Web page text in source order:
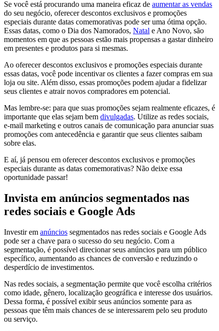
Se você está procurando uma maneira eficaz de aumentar as vendas
do seu negócio, oferecer descontos exclusivos e promoções
especiais durante datas comemorativas pode ser uma ótima opção.
Essas datas, como o Dia dos Namorados, Natal e Ano Novo, são
momentos em que as pessoas estão mais propensas a gastar dinheiro
em presentes e produtos para si mesmas.
Ao oferecer descontos exclusivos e promoções especiais durante
essas datas, você pode incentivar os clientes a fazer compras em sua
loja ou site. Além disso, essas promoções podem ajudar a fidelizar
seus clientes e atrair novos compradores em potencial.
Mas lembre-se: para que suas promoções sejam realmente eficazes, é
importante que elas sejam bem divulgadas. Utilize as redes sociais,
e-mail marketing e outros canais de comunicação para anunciar suas
promoções com antecedência e garantir que seus clientes saibam
sobre elas.
E aí, já pensou em oferecer descontos exclusivos e promoções
especiais durante as datas comemorativas? Não deixe essa
oportunidade passar!
Invista em anúncios segmentados nas
redes sociais e Google Ads
Investir em anúncios segmentados nas redes sociais e Google Ads
pode ser a chave para o sucesso do seu negócio. Com a
segmentação, é possível direcionar seus anúncios para um público
específico, aumentando as chances de conversão e reduzindo o
desperdício de investimentos.
Nas redes sociais, a segmentação permite que você escolha critérios
como idade, gênero, localização geográfica e interesse dos usuários.
Dessa forma, é possível exibir seus anúncios somente para as
pessoas que têm mais chances de se interessarem pelo seu produto
ou serviço.